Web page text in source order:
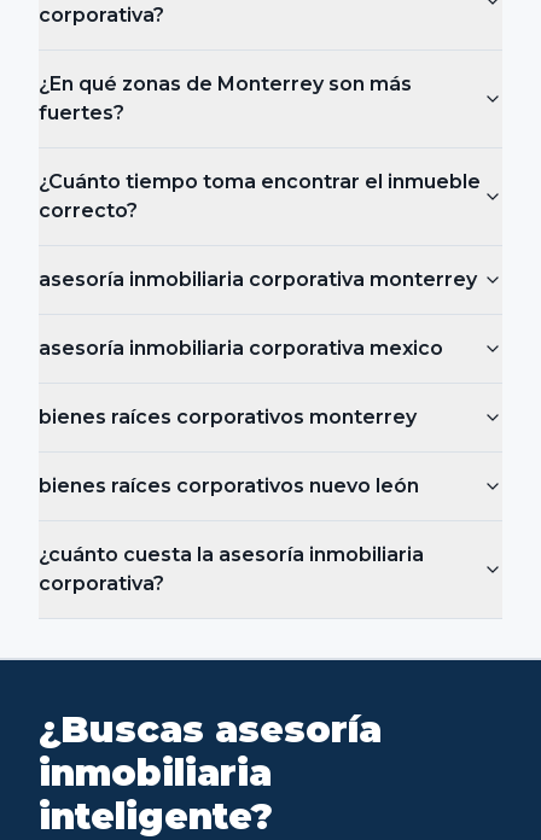
corporativa?
¿En qué zonas de Monterrey son más
fuertes?
¿Cuánto tiempo toma encontrar el inmueble
correcto?
asesoría inmobiliaria corporativa monterrey
asesoría inmobiliaria corporativa mexico
bienes raíces corporativos monterrey
bienes raíces corporativos nuevo león
¿cuánto cuesta la asesoría inmobiliaria
corporativa?
¿Buscas asesoría
inmobiliaria
inteligente?